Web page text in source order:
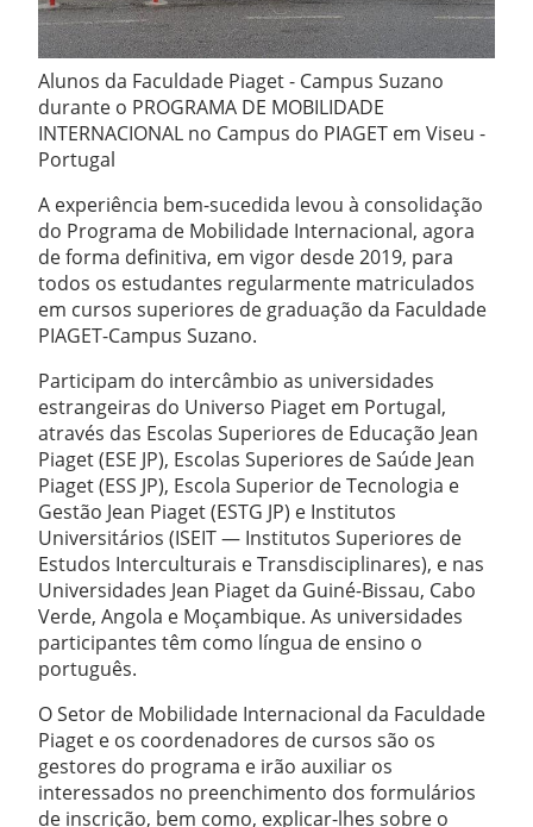
Alunos da Faculdade Piaget - Campus Suzano
durante o PROGRAMA DE MOBILIDADE
INTERNACIONAL no Campus do PIAGET em Viseu -
Portugal
A experiência bem-sucedida levou à consolidação
do Programa de Mobilidade Internacional, agora
de forma definitiva, em vigor desde 2019, para
todos os estudantes regularmente matriculados
em cursos superiores de graduação da Faculdade
PIAGET-Campus Suzano.
Participam do intercâmbio as universidades
estrangeiras do Universo Piaget em Portugal,
através das Escolas Superiores de Educação Jean
Piaget (ESE JP), Escolas Superiores de Saúde Jean
Piaget (ESS JP), Escola Superior de Tecnologia e
Gestão Jean Piaget (ESTG JP) e Institutos
Universitários (ISEIT — Institutos Superiores de
Estudos Interculturais e Transdisciplinares), e nas
Universidades Jean Piaget da Guiné-Bissau, Cabo
Verde, Angola e Moçambique. As universidades
participantes têm como língua de ensino o
português.
O Setor de Mobilidade Internacional da Faculdade
Piaget e os coordenadores de cursos são os
gestores do programa e irão auxiliar os
interessados no preenchimento dos formulários
de inscrição, bem como, explicar-lhes sobre o